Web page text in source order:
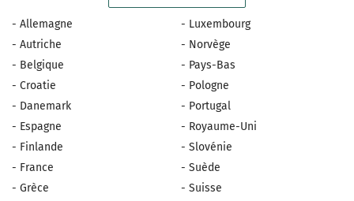
- Allemagne
- Autriche
- Belgique
- Croatie
- Danemark
- Espagne
- Finlande
- France
- Grèce
- Luxembourg
- Norvège
- Pays-Bas
- Pologne
- Portugal
- Royaume-Uni
- Slovénie
- Suède
- Suisse